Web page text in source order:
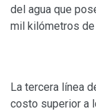
del agua que
mil kilómetros
La tercera línea
costo superior a